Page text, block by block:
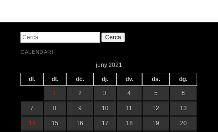
Cerca
CALENDARI
juny 2021
dl. dt. dc. dj. dv. ds. dg.
1 2 3 4 5 6
7 8 9 10 11 12 13
14 15 16 17 18 19 20